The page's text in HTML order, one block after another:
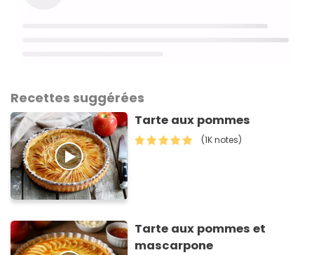
Recettes suggérées
Tarte aux pommes
(1K notes)
Tarte aux pommes et
mascarpone